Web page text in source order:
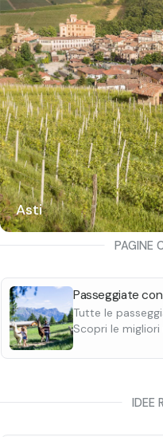
Asti
PAGINE
Passeggiate con
Tutte le
Scopri le
IDEE